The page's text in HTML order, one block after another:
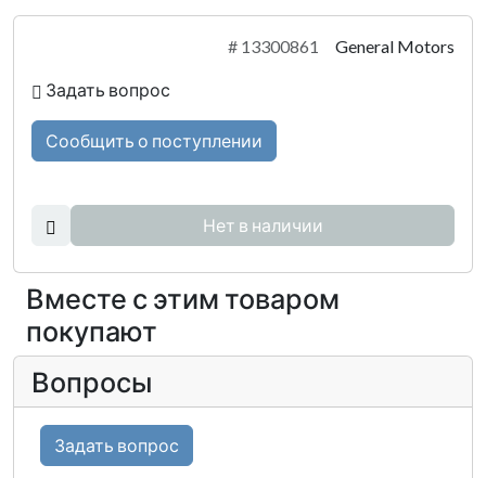
# 13300861 General Motors
Задать вопрос
Сообщить о поступлении
Нет в наличии
Вместе с этим товаром
покупают
Вопросы
Задать вопрос